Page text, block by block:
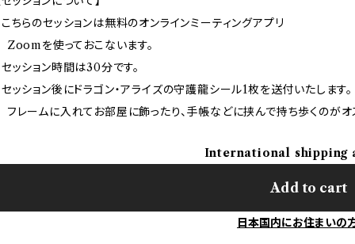
こちらのセッションは無料のオンラインミーティングアプリ
Zoomを使っておこないます。
セッション時間は30分です。
セッション後にドラゴン・アライズの守護龍シール1枚を送付いたします。
フレームに入れてお部屋に飾ったり、手帳などに挟んで持ち歩くのがオ
International shipping
Add to cart
日本国内にお住まいの